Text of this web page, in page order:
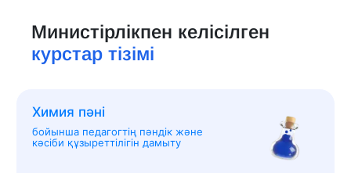
Министірлікпен келісілген
курстар тізімі
Химия пәні
бойынша педагогтің пәндік және
кәсіби құзыреттілігін дамыту